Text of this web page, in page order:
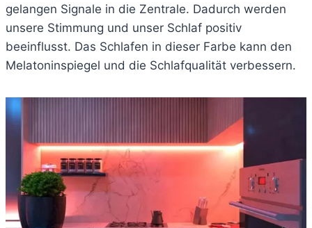
gelangen Signale in die Zentrale. Dadurch werden
unsere Stimmung und unser Schlaf positiv
beeinflusst. Das Schlafen in dieser Farbe kann den
Melatoninspiegel und die Schlafqualität verbessern.